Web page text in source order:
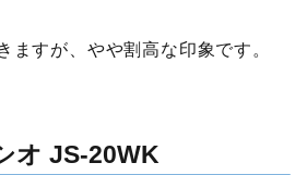
ますが、やや割高な印象です。
オ JS-20WK